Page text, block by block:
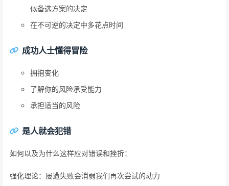
似备选方案的决定
在不可逆的决定中多花点时间
成功人士懂得冒险
拥抱变化
了解你的风险承受能力
承担适当的风险
是人就会犯错
如何以及为什么这样应对错误和挫折：
强化理论：屡遭失败会消弱我们再次尝试的动力